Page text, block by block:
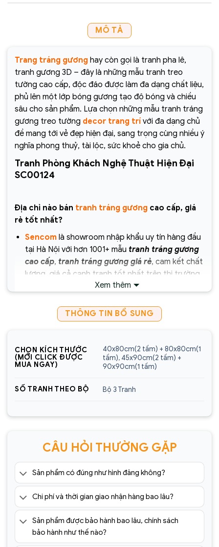
MÔ TẢ
Trang tráng gương hay còn gọi là tranh pha lê,
tranh gương 3D – đây là những mẫu tranh treo
tường cao cấp, độc đáo được làm đa dạng chất liệu,
phủ lên một lớp bóng gương tạo độ bóng và chiều
sâu cho sản phẩm. Lựa chọn những mẫu tranh tráng
gương treo tường decor trang trí với đa dạng chủ
đề mang tới vẻ đẹp hiện đại, sang trọng cùng nhiều ý
nghĩa phong thuỷ, tài lộc, sức khoẻ cho gia chủ.
Tranh Phòng Khách Nghệ Thuật Hiện Đại
SC00124
Địa chỉ nào bán tranh tráng gương cao cấp, giá
rẻ tốt nhất?
Sencomlà showroom nhập khẩu uy tín hàng đầu
tại Hà Nội với hơn 1001+ mẫu tranh tráng gương
cao cấp, tranh tráng gương giá rẻ, cam kết chất
lượng, giá cả cạnh tranh tốt nhất trên thị trường
Chịu trách nhiệm về sản phẩm :
Website: https://sencom.vn/
60 Trần Đăng Ninh, Quang
Trung, Hà Đông, Hà Nội
giá trị trên 1.500.000đ (Bao gồm tất cả mã sản
phẩm)
Lưu ý: Đơn hàng sẽ chỉ được gửi đi sau khi có xác
nhận của tổng đài viên trong vòng 2 tiếng. Quý
khách vui lòng giữ điện thoại
=> Tham khảo thêm 1001+ mẫutranh tráng
gương cao cấp giá rẻ tại:
https://sencom.vn/category/tranh-trang-guong
Xem thêm
THÔNG TIN BỔ SUNG
CHỌN KÍCH THƯỚC
(MỚI CLICK ĐƯỢC
MUA NGAY)
40x80cm(2 tấm) + 80x80cm(1
tấm), 45x90cm(2 tấm) +
90x90cm(1 tấm)
SỐ TRANH THEO BỘ Bộ 3 Tranh
CÂU HỎI THƯỜNG GẶP
Sản phẩm có đúng như hình đăng không?
Chi phí và thời gian giao nhận hàng bao lâu?
Sản phẩm được bảo hành bao lâu, chính sách
bảo hành như thế nào?